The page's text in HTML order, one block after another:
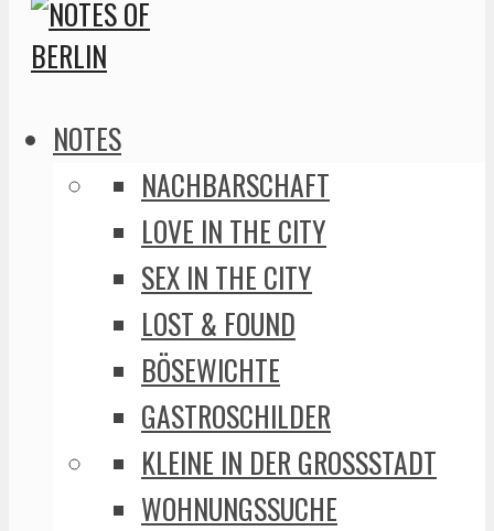
NOTES
NACHBARSCHAFT
LOVE IN THE CITY
SEX IN THE CITY
LOST & FOUND
BÖSEWICHTE
GASTROSCHILDER
KLEINE IN DER GROSSSTADT
WOHNUNGSSUCHE